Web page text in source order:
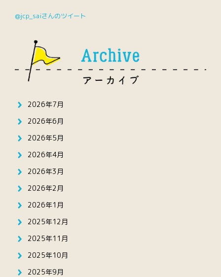
@jcp_saiさんのツイート
2026年7月
2026年6月
2026年5月
2026年4月
2026年3月
2026年2月
2026年1月
2025年12月
2025年11月
2025年10月
2025年9月